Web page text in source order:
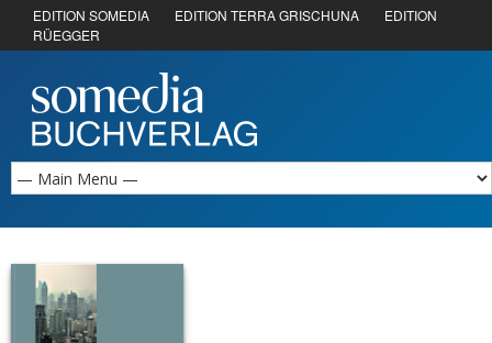
EDITION SOMEDIA EDITION TERRA GRISCHUNA
EDITION
RÜEGGER